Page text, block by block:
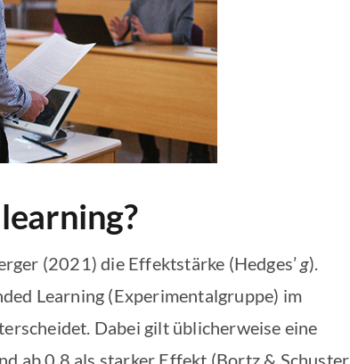
(2021) die Effektstärke (Hedges’ g).
Learning (Experimentalgruppe) im
Dabei gilt üblicherweise eine
ab 0.8 als starker Effekt (Bortz & Schuster,